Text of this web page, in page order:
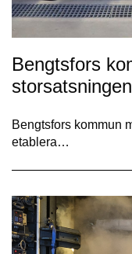
Bengtsfors
Bengtsfors kommun
etablera…